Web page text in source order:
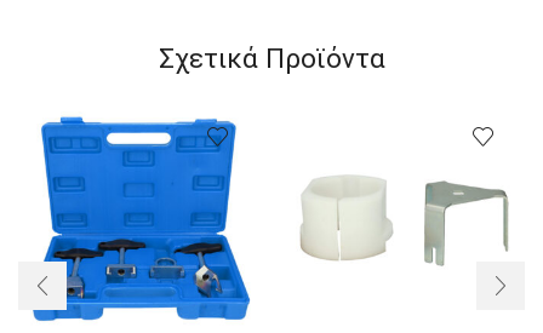
Σχετικά Προϊόντα